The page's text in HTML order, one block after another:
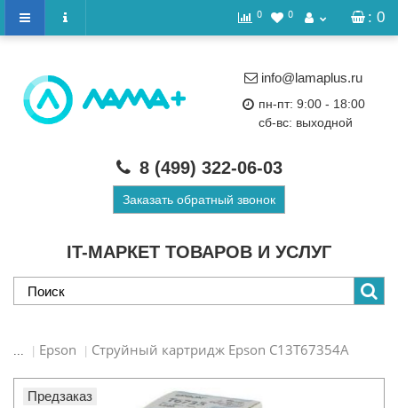
: 0
0 0
IT-МАРКЕТ ТОВАРОВ И УСЛУГ
info@lamaplus.ru
пн-пт: 9:00 - 18:00
сб-вс: выходной
8 (499) 322-06-03
Заказать обратный звонок
... Epson Струйный картридж Epson C13T67354A
Предзаказ